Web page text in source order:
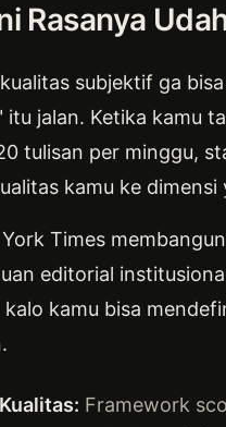
Rasanya
subjektif ga
itu jalan. Ketika kamu
tulisan per minggu,
kamu ke dimensi
Times
editorial
kalo kamu bisa
Framework